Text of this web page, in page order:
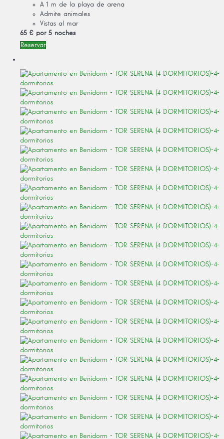
A 1 m de la playa de arena
Admite animales
Vistas al mar
65 € por 5 noches
Reservar